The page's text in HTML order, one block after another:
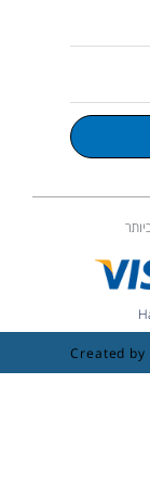
Created by